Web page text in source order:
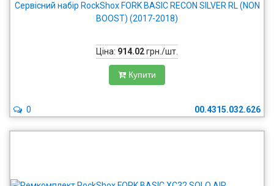
Сервісний набір RockShox FORK BASIC RECON SILVER RL (NON
BOOST) (2017-2018)
Ціна: 914.02грн./шт.
Купити
00.4315.032.626
0